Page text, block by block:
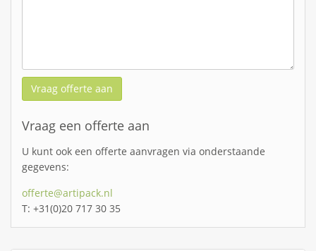
Vraag offerte aan
Vraag een offerte aan
U kunt ook een offerte aanvragen via onderstaande
gegevens:
offerte@artipack.nl
T: +31(0)20 717 30 35